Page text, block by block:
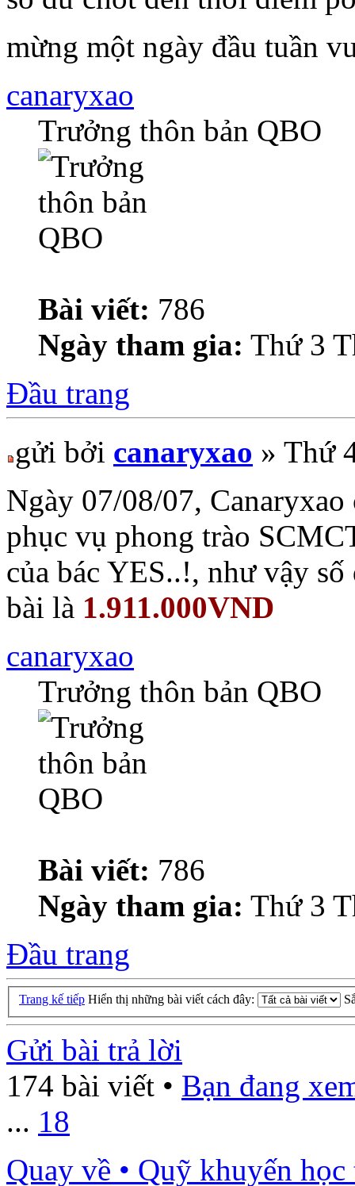
mừng một ngày đầu tuần
canaryxao
Trưởng thôn bản QBO
Bài viết: 786
Ngày tham gia: Thứ 3
Đầu trang
gửi bởi canaryxao » Thứ
Ngày 07/08/07,
phục vụ phong trào
của bác YES..!, như vậy
bài là 1.911.000VND
canaryxao
Trưởng thôn bản QBO
Bài viết: 786
Ngày tham gia: Thứ 3
Đầu trang
Trang kế tiếp Hiển thị những bài viết cách đây:
Gửi bài trả lời
174 bài viết • Bạn đang
... 18
Quay về • Quỹ khuyến